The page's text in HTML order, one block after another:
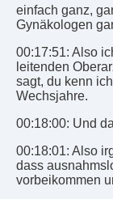
einfach ganz,
Gynäkologen
00:17:51: Also
leitenden
sagt, du kenn
Wechsjahre.
00:18:00: Und
00:18:01: Also
dass
vorbeikommen